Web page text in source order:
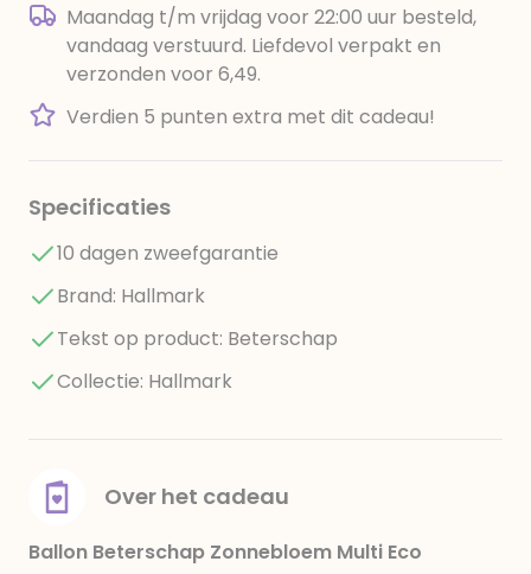
Maandag t/m vrijdag voor 22:00 uur besteld,
vandaag verstuurd. Liefdevol verpakt en
verzonden voor 6,49.
Verdien 5 punten extra met dit cadeau!
Specificaties
10 dagen zweefgarantie
Brand: Hallmark
Tekst op product: Beterschap
Collectie: Hallmark
Over het cadeau
Ballon Beterschap Zonnebloem Multi Eco